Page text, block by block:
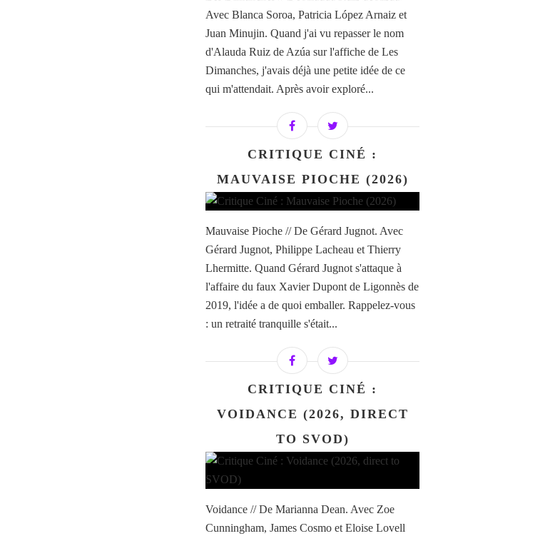
Avec Blanca Soroa, Patricia López Arnaiz et
Juan Minujin. Quand j'ai vu repasser le nom
d'Alauda Ruiz de Azúa sur l'affiche de Les
Dimanches, j'avais déjà une petite idée de ce
qui m'attendait. Après avoir exploré...
CRITIQUE CINÉ :
MAUVAISE PIOCHE (2026)
Mauvaise Pioche // De Gérard Jugnot. Avec
Gérard Jugnot, Philippe Lacheau et Thierry
Lhermitte. Quand Gérard Jugnot s'attaque à
l'affaire du faux Xavier Dupont de Ligonnès de
2019, l'idée a de quoi emballer. Rappelez-vous
: un retraité tranquille s'était...
CRITIQUE CINÉ :
VOIDANCE (2026, DIRECT
TO SVOD)
Voidance // De Marianna Dean. Avec Zoe
Cunningham, James Cosmo et Eloise Lovell